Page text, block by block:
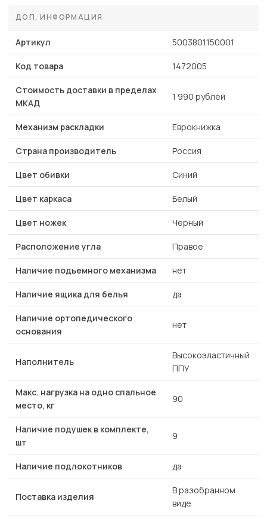
ДОП. ИНФОРМАЦИЯ
Артикул 5003801150001
Код товара 1472005
Стоимость доставки в пределах
МКАД
1 990 рублей
Механизм раскладки Еврокнижка
Страна производитель Россия
Цвет обивки Синий
Цвет каркаса Белый
Цвет ножек Черный
Расположение угла Правое
Наличие подъемного механизма нет
Наличие ящика для белья да
Наличие ортопедического
основания
нет
Наполнитель
Высокоэластичный
ППУ
Макс. нагрузка на одно спальное
место, кг
90
Наличие подушек в комплекте,
шт
9
Наличие подлокотников да
Поставка изделия
В разобранном
виде